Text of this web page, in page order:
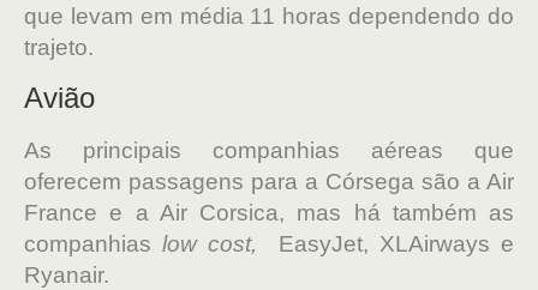
que levam em média 11 horas dependendo do
trajeto.
Avião
As principais companhias aéreas que
oferecem passagens para a Córsega são a Air
France e a Air Corsica, mas há também as
companhias low cost,
EasyJet, XLAirways e
Ryanair.